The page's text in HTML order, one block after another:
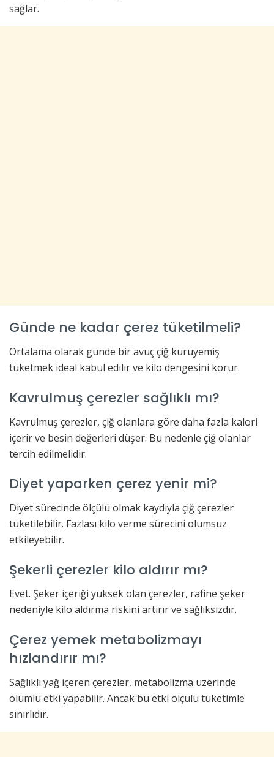
sağlar.
Günde ne kadar çerez tüketilmeli?
Ortalama olarak günde bir avuç çiğ kuruyemiş
tüketmek ideal kabul edilir ve kilo dengesini korur.
Kavrulmuş çerezler sağlıklı mı?
Kavrulmuş çerezler, çiğ olanlara göre daha fazla kalori
içerir ve besin değerleri düşer. Bu nedenle çiğ olanlar
tercih edilmelidir.
Diyet yaparken çerez yenir mi?
Diyet sürecinde ölçülü olmak kaydıyla çiğ çerezler
tüketilebilir. Fazlası kilo verme sürecini olumsuz
etkileyebilir.
Şekerli çerezler kilo aldırır mı?
Evet. Şeker içeriği yüksek olan çerezler, rafine şeker
nedeniyle kilo aldırma riskini artırır ve sağlıksızdır.
Çerez yemek metabolizmayı
hızlandırır mı?
Sağlıklı yağ içeren çerezler, metabolizma üzerinde
olumlu etki yapabilir. Ancak bu etki ölçülü tüketimle
sınırlıdır.